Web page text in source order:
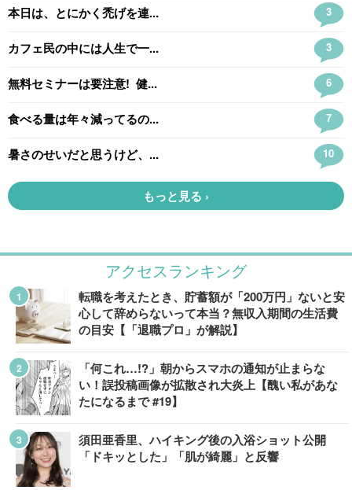
アクセスランキング
転職を考えたとき、貯蓄額が「200万円」ないと安
心して辞めらないって本当？無収入期間の生活費
の目安【「退職プロ」が解説】
「何これ…!?」朝からスマホの通知が止まらな
い！誤投稿画像が拡散され大炎上【醜い私があな
たになるまで #19】
須田亜香里、ハイキング後の入浴ショット公開
「ドキッとした」「肌が綺麗」と反響